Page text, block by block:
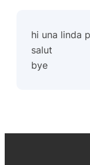
hi una linda
salut
bye